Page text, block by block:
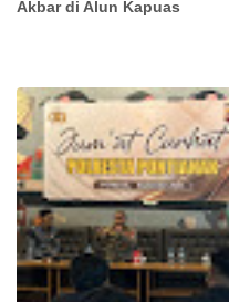
Akbar di Alun Kapuas